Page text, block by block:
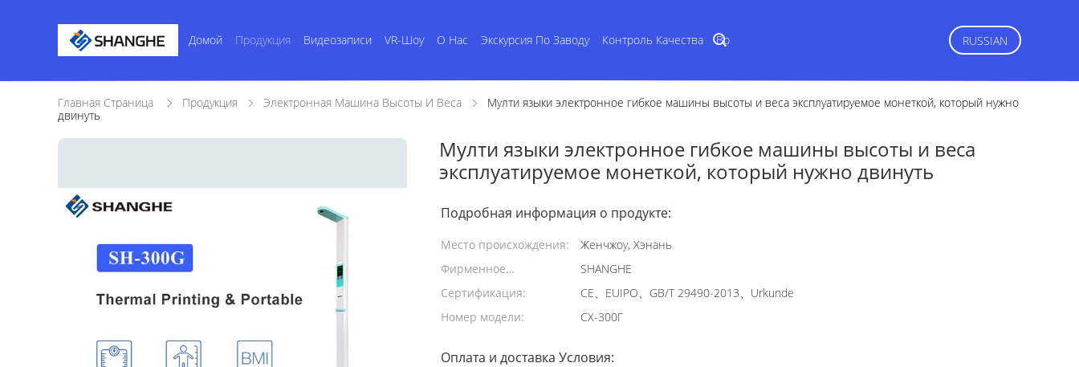
Домой Продукция Видеозаписи VR-Шоу О Нас Экскурсия По Заводу Контроль Качества Вр RUSSIAN
Главная Страница Продукция Электронная Машина Высоты И Веса
Мулти языки электронное гибкое машины высоты и веса эксплуатируемое монеткой, который нужно
двинуть
Мулти языки электронное гибкое машины высоты и веса
эксплуатируемое монеткой, который нужно двинуть
Подробная информация о продукте:
Место происхождения:
Женчжоу, Хэнань
Фирменное
наименование:
SHANGHE
Сертификация:
CE、EUIPO、GB/T 29490-2013、Urkunde
Номер модели:
СХ-300Г
Оплата и доставка Условия: